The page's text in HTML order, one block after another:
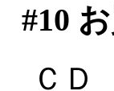
#10
ＣＤ